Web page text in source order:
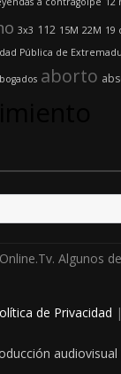
3x3 112 15M 22M 19
Pública de
aborto
Algunos
de Privacidad |
audiovisual